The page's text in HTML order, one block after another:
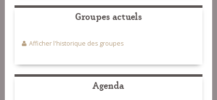
Groupes actuels
Afficher l'historique des groupes
Agenda